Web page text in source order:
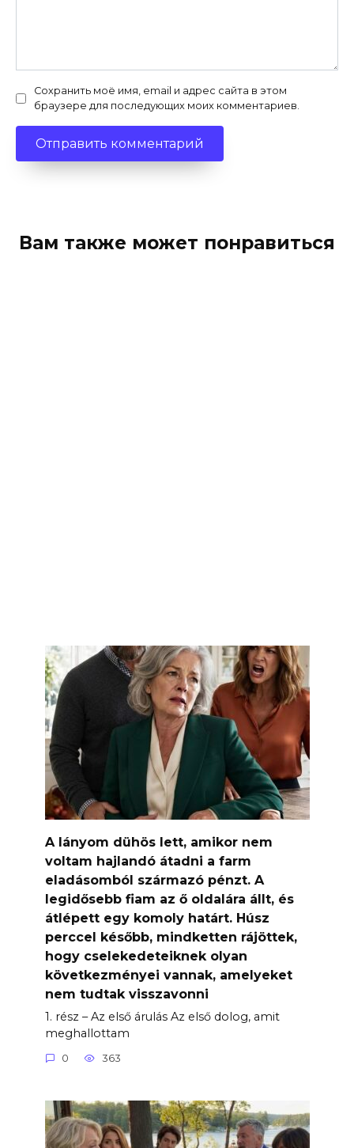
Сохранить моё имя, email и адрес сайта в этом
браузере для последующих моих комментариев.
Вам также может понравиться
A lányom dühös lett, amikor nem
voltam hajlandó átadni a farm
eladásomból származó pénzt. A
legidősebb fiam az ő oldalára állt, és
átlépett egy komoly határt. Húsz
perccel később, mindketten rájöttek,
hogy cselekedeteiknek olyan
következményei vannak, amelyeket
nem tudtak visszavonni
1. rész – Az első árulás Az első dolog, amit
meghallottam
0 363